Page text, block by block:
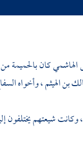
الهاشمي كانبالحميمةمن
بن الهيثم، وأخواه
شيعتهم يختلفون